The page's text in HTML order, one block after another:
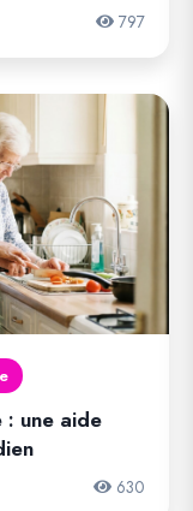
797
: une aide
630